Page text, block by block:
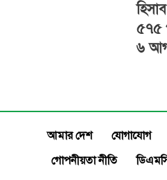
৫৭৫
৬
আমার দেশ যোগাযোগ
গোপনীয়তা নীতি